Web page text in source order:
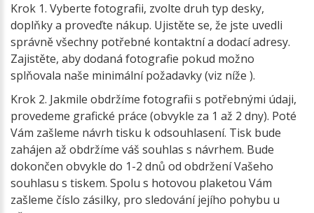
Krok 1. Vyberte fotografii, zvolte druh typ desky,
doplňky a proveďte nákup. Ujistěte se, že jste uvedli
správně všechny potřebné kontaktní a dodací adresy.
Zajistěte, aby dodaná fotografie pokud možno
splňovala naše minimální požadavky (viz níže ).
Krok 2. Jakmile obdržíme fotografii s potřebnými údaji,
provedeme grafické práce (obvykle za 1 až 2 dny). Poté
Vám zašleme návrh tisku k odsouhlasení. Tisk bude
zahájen až obdržíme váš souhlas s návrhem. Bude
dokončen obvykle do 1-2 dnů od obdržení Vašeho
souhlasu s tiskem. Spolu s hotovou plaketou Vám
zašleme číslo zásilky, pro sledování jejího pohybu u